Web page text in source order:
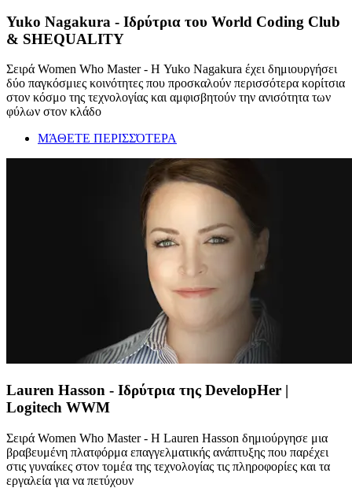
Yuko Nagakura - Ιδρύτρια του World Coding Club
& SHEQUALITY
Σειρά Women Who Master - Η Yuko Nagakura έχει δημιουργήσει
δύο παγκόσμιες κοινότητες που προσκαλούν περισσότερα κορίτσια
στον κόσμο της τεχνολογίας και αμφισβητούν την ανισότητα των
φύλων στον κλάδο
ΜΆΘΕΤΕ ΠΕΡΙΣΣΌΤΕΡΑ
Lauren Hasson - Ιδρύτρια της DevelopHer |
Logitech WWM
Σειρά Women Who Master - Η Lauren Hasson δημιούργησε μια
βραβευμένη πλατφόρμα επαγγελματικής ανάπτυξης που παρέχει
στις γυναίκες στον τομέα της τεχνολογίας τις πληροφορίες και τα
εργαλεία για να πετύχουν